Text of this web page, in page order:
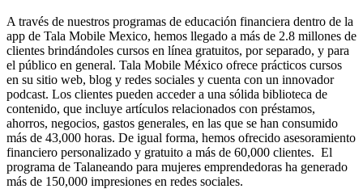
A través de nuestros programas de educación financiera dentro de la
app de Tala Mobile Mexico, hemos llegado a más de 2.8 millones de
clientes brindándoles cursos en línea gratuitos, por separado, y para
el público en general. Tala Mobile México ofrece prácticos cursos
en su sitio web, blog y redes sociales y cuenta con un innovador
podcast. Los clientes pueden acceder a una sólida biblioteca de
contenido, que incluye artículos relacionados con préstamos,
ahorros, negocios, gastos generales, en las que se han consumido
más de 43,000 horas. De igual forma, hemos ofrecido asesoramiento
financiero personalizado y gratuito a más de 60,000 clientes. El
programa de Talaneando para mujeres emprendedoras ha generado
más de 150,000 impresiones en redes sociales.